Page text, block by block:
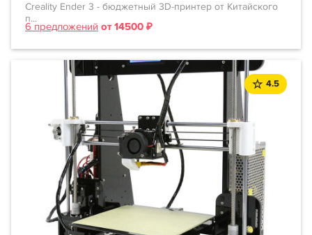
Creality Ender 3 - бюджетный 3D-принтер от Китайского
п...
6 предложений от 14500 ₽
4.5